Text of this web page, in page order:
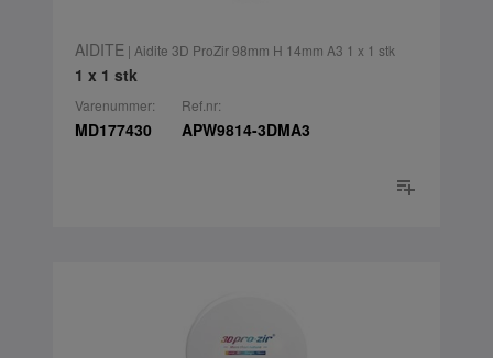
AIDITE | Aidite 3D ProZir 98mm H 14mm A3 1 x 1 stk
1 x 1 stk
Varenummer:
MD177430
Ref.nr:
APW9814-3DMA3